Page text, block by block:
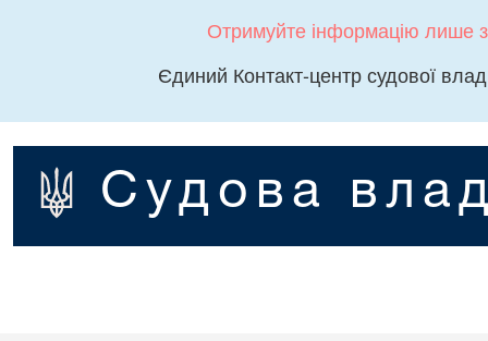
Отримуйте інформацію лише
Єдиний Контакт-центр судової
Судова